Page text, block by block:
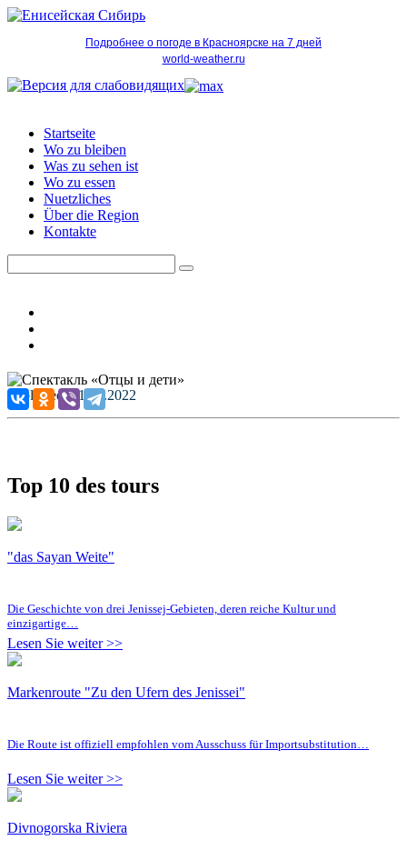
Подробнее о погоде в Красноярске на 7 дней
world-weather.ru
Startseite
Wo zu bleiben
Was zu sehen ist
Wo zu essen
Nuetzliches
Über die Region
Kontakte
Published: 21.09.2022
Top 10 des tours
"das Sayan Weite"
Die Geschichte von drei Jenissej-Gebieten, deren reiche Kultur und
einzigartige…
Lesen Sie weiter >>
Markenroute "Zu den Ufern des Jenissei"
Die Route ist offiziell empfohlen vom Ausschuss für Importsubstitution…
Lesen Sie weiter >>
Divnogorska Riviera